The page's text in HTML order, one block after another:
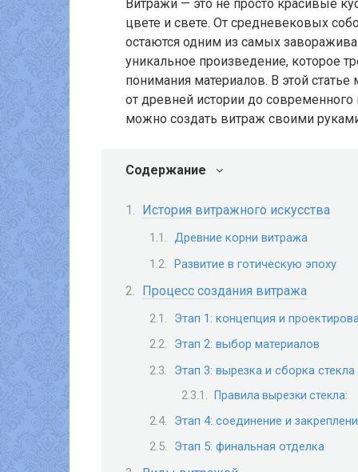
Витражи — это не просто красивые
цвете и свете. От средневековых
остаются одним из самых
уникальное произведение, которое
понимания материалов. В этой
от древней истории до
можно создать витраж своими
Содержание
История витражного искусства
Древние корни витража
Развитие в готическую эпоху
Процесс создания витража
Этап 1: концепция и
Этап 2: выбор материалов
Этап 3: вырезка и сборка стекла
Правила вырезки стекла:
Этап 4: соединение и
Этап 5: финальная отделка